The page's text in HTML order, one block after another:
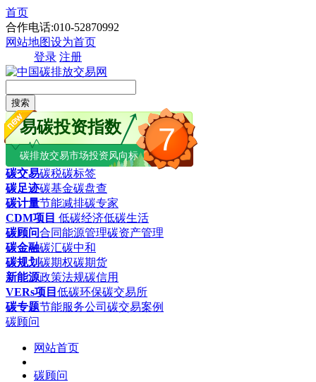
首页
合作电话:010-52870992
网站地图设为首页
登录 注册
搜索
7
易碳投资指数
碳排放交易市场投资风向标
碳交易碳税碳标签
碳足迹碳基金碳盘查
碳计量节能减排碳专家
CDM项目 低碳经济低碳生活
碳顾问合同能源管理碳资产管理
碳金融碳汇碳中和
碳规划碳期权碳期货
新能源政策法规碳信用
VERs项目 低碳环保碳交易所
碳专题节能服务公司 碳交易案例
碳顾问
网站首页
碳顾问